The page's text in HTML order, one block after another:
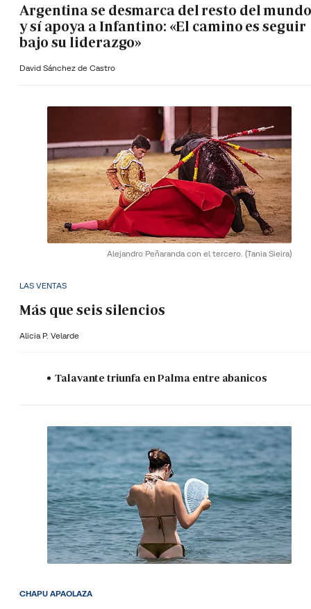
Argentina se desmarca del resto del mundo
y sí apoya a Infantino: «El camino es seguir
bajo su liderazgo»
David Sánchez de Castro
Alejandro Peñaranda con el tercero. (Tania Sieira)
LAS VENTAS
Más que seis silencios
Alicia P. Velarde
Talavante triunfa en Palma entre abanicos
CHAPU APAOLAZA